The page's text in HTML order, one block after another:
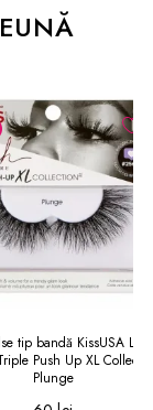
tip bandă KissUSA Lash
Push Up XL
Plunge